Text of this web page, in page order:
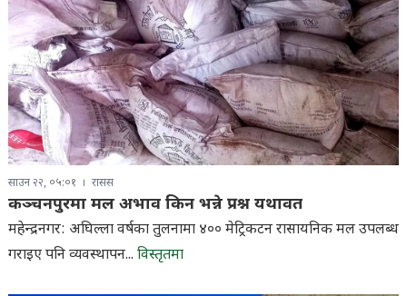
साउन २२, ०५:०१ रासस
कञ्चनपुरमा मल अभाव किन भन्ने प्रश्न यथावत
महेन्द्रनगर: अघिल्ला वर्षका तुलनामा ४०० मेट्रिकटन रासायनिक मल उपलब्ध
गराइए पनि व्यवस्थापन... विस्तृतमा